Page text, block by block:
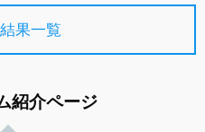
果一覧
紹介ページ